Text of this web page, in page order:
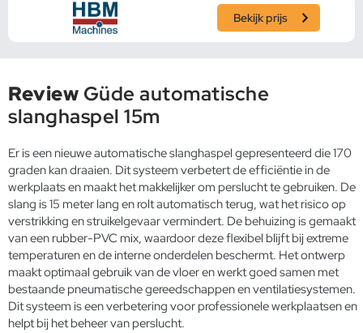
Bekijk prijs
Review Güde automatische
slanghaspel 15m
Er is een nieuwe automatische slanghaspel gepresenteerd die 170
graden kan draaien. Dit systeem verbetert de efficiëntie in de
werkplaats en maakt het makkelijker om perslucht te gebruiken. De
slang is 15 meter lang en rolt automatisch terug, wat het risico op
verstrikking en struikelgevaar vermindert. De behuizing is gemaakt
van een rubber-PVC mix, waardoor deze flexibel blijft bij extreme
temperaturen en de interne onderdelen beschermt. Het ontwerp
maakt optimaal gebruik van de vloer en werkt goed samen met
bestaande pneumatische gereedschappen en ventilatiesystemen.
Dit systeem is een verbetering voor professionele werkplaatsen en
helpt bij het beheer van perslucht.